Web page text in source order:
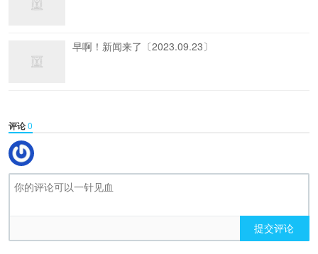
早啊！新闻来了〔2023.09.23〕
评论0
提交评论